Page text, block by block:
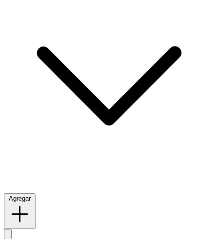
Agregar